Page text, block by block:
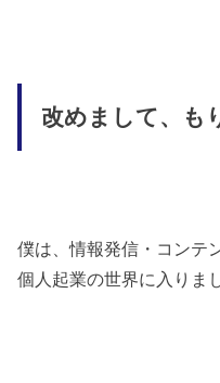
改めまして、も
僕は、情報発信・コンテ
個人起業の世界に入りま